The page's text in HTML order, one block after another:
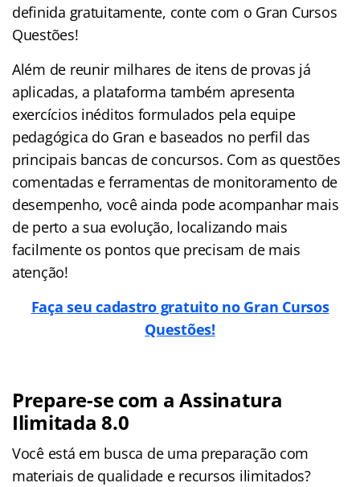
definida gratuitamente, conte com o Gran Cursos
Questões!
Além de reunir milhares de itens de provas já
aplicadas, a plataforma também apresenta
exercícios inéditos formulados pela equipe
pedagógica do Gran e baseados no perfil das
principais bancas de concursos. Com as questões
comentadas e ferramentas de monitoramento de
desempenho, você ainda pode acompanhar mais
de perto a sua evolução, localizando mais
facilmente os pontos que precisam de mais
atenção!
Faça seu cadastro gratuito no Gran Cursos
Questões!
Prepare-se com a Assinatura
Ilimitada 8.0
Você está em busca de uma preparação com
materiais de qualidade e recursos ilimitados?